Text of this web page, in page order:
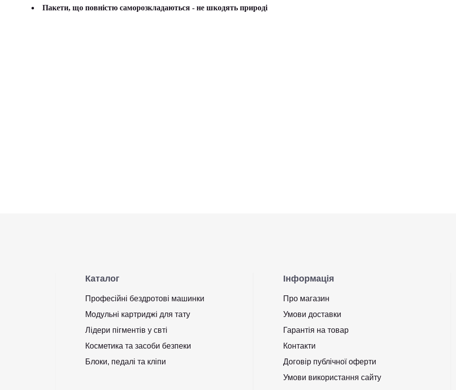
Пакети, що повністю саморозкладаються - не шкодять природі
Каталог
Професійні бездротові машинки
Модульні картриджі для тату
Лідери пігментів у свті
Косметика та засоби безпеки
Блоки, педалі та кліпи
Інформація
Про магазин
Умови доставки
Гарантія на товар
Контакти
Договір публічної оферти
Умови використання сайту